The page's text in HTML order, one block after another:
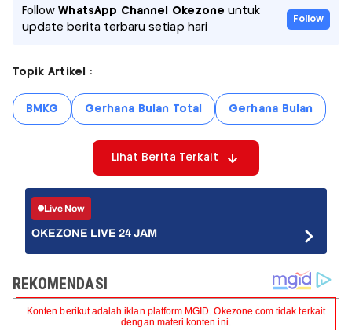
FollowWhatsApp Channel Okezone untuk
update berita terbaru setiap hari
Follow
Topik Artikel :
BMKG Gerhana Bulan Total Gerhana Bulan
Lihat Berita Terkait
Live Now
OKEZONE LIVE 24 JAM